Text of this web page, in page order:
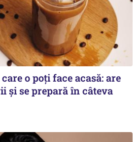
o poți face acasă: are
și se prepară în câteva